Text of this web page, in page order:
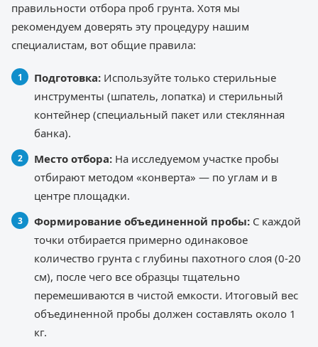
правильности отбора проб грунта. Хотя мы
рекомендуем доверять эту процедуру нашим
специалистам, вот общие правила:
Подготовка: Используйте только стерильные
инструменты (шпатель, лопатка) и стерильный
контейнер (специальный пакет или стеклянная
банка).
Место отбора: На исследуемом участке пробы
отбирают методом «конверта» — по углам и в
центре площадки.
Формирование объединенной пробы: С каждой
точки отбирается примерно одинаковое
количество грунта с глубины пахотного слоя (0-20
см), после чего все образцы тщательно
перемешиваются в чистой емкости. Итоговый вес
объединенной пробы должен составлять около 1
кг.